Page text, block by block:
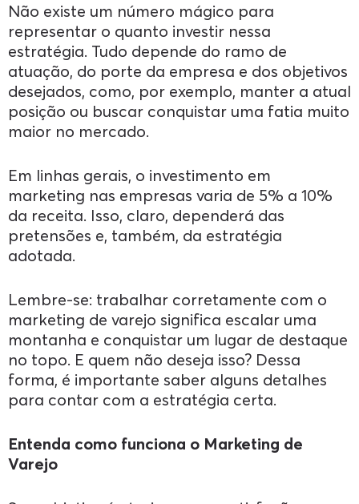
Não existe um número mágico para
representar o quanto investir nessa
estratégia. Tudo depende do ramo de
atuação, do porte da empresa e dos objetivos
desejados, como, por exemplo, manter a atual
posição ou buscar conquistar uma fatia muito
maior no mercado.
Em linhas gerais, o investimento em
marketing nas empresas varia de 5% a 10%
da receita. Isso, claro, dependerá das
pretensões e, também, da estratégia
adotada.
Lembre-se: trabalhar corretamente com o
marketing de varejo significa escalar uma
montanha e conquistar um lugar de destaque
no topo. E quem não deseja isso? Dessa
forma, é importante saber alguns detalhes
para contar com a estratégia certa.
Entenda como funciona o Marketing de
Varejo